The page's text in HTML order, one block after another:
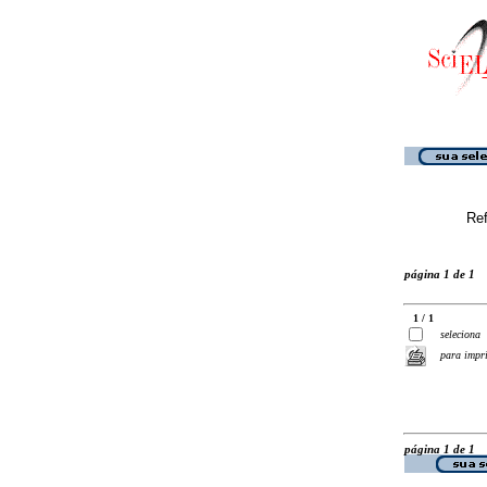
página 1 de 1
1 / 1
seleciona
para
página 1 de 1